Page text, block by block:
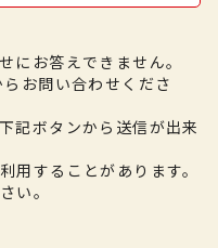
にお答えできません。
らお問い合わせくださ
記ボタンから送信が出来
することがあります。
い。